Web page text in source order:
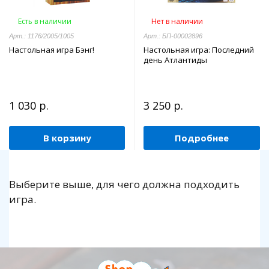
Есть в наличии
Арт.: 1176/2005/1005
Настольная игра Бэнг!
1 030 р.
В корзину
Нет в наличии
Арт.: БП-00002896
Настольная игра: Последний
день Атлантиды
3 250 р.
Подробнее
Выберите выше, для чего должна подходить
игра.